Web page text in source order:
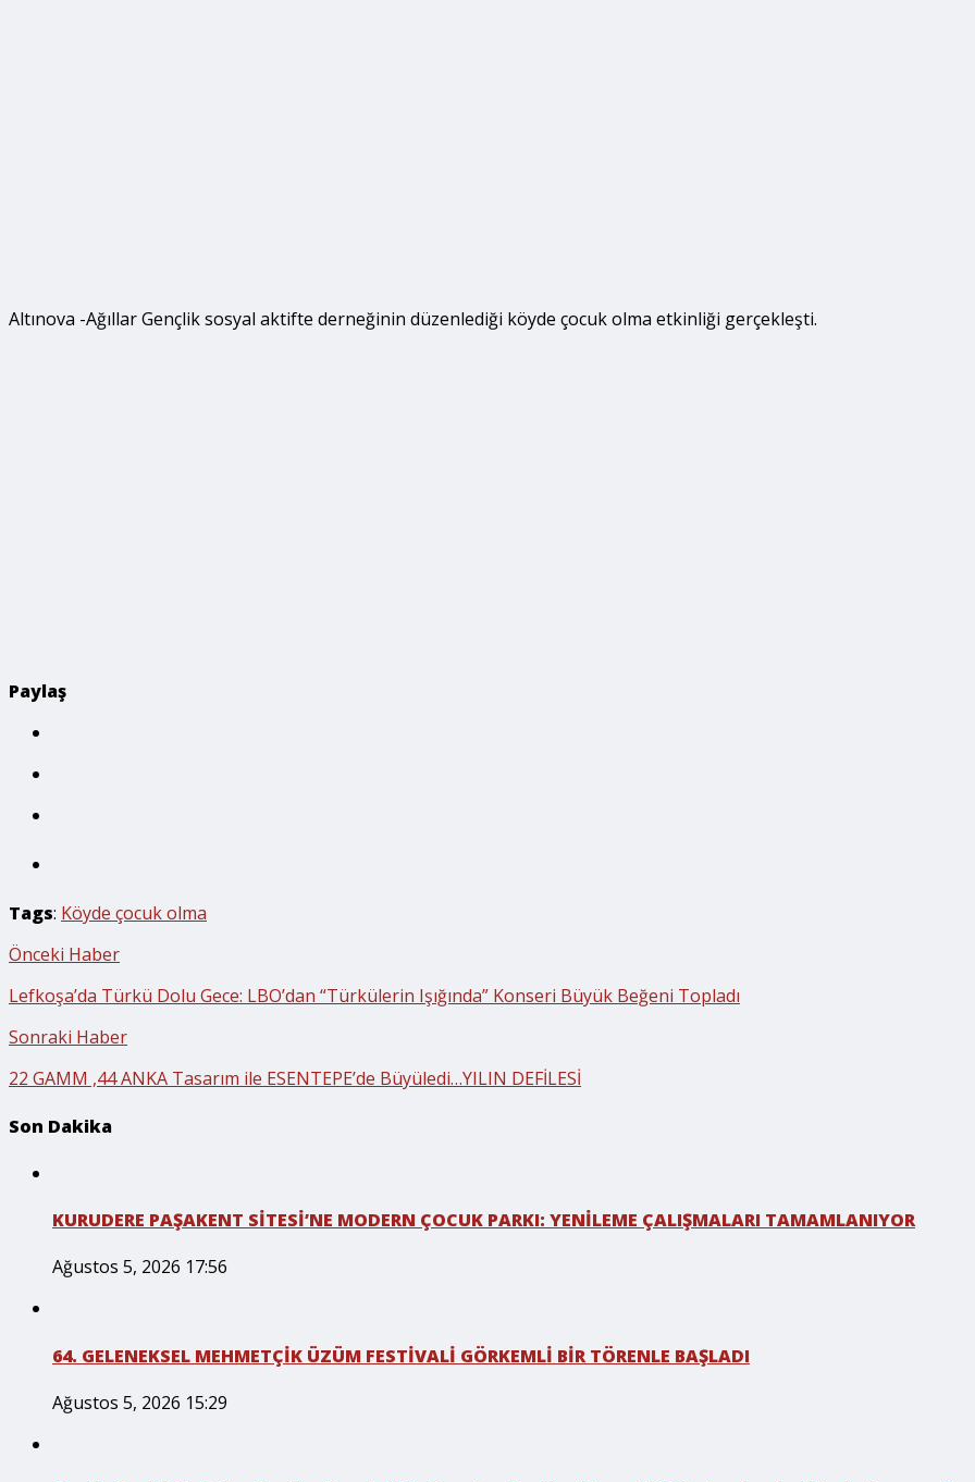
Altınova -Ağıllar Gençlik sosyal aktifte derneğinin düzenlediği köyde çocuk olma etkinliği gerçekleşti.
Paylaş
Tags: Köyde çocuk olma
Önceki Haber
Lefkoşa’da Türkü Dolu Gece: LBO’dan “Türkülerin Işığında” Konseri Büyük Beğeni Topladı
Sonraki Haber
22 GAMM ,44 ANKA Tasarım ile ESENTEPE’de Büyüledi…YILIN DEFİLESİ
Son Dakika
KURUDERE PAŞAKENT SİTESİ’NE MODERN ÇOCUK PARKI: YENİLEME ÇALIŞMALARI TAMAMLANIYOR
Ağustos 5, 2026 17:56
64. GELENEKSEL MEHMETÇİK ÜZÜM FESTİVALİ GÖRKEMLİ BİR TÖRENLE BAŞLADI
Ağustos 5, 2026 15:29